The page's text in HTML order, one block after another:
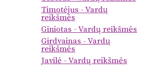
Timotėjus - Vardų
reikšmės
Giniotas - Vardų reikšmės
Girdvainas - Vardų
reikšmės
Javilė - Vardų reikšmės